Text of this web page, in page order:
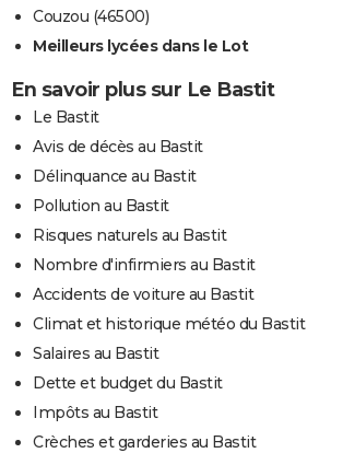
Couzou (46500)
Meilleurs lycées dans le Lot
En savoir plus sur Le Bastit
Le Bastit
Avis de décès au Bastit
Délinquance au Bastit
Pollution au Bastit
Risques naturels au Bastit
Nombre d'infirmiers au Bastit
Accidents de voiture au Bastit
Climat et historique météo du Bastit
Salaires au Bastit
Dette et budget du Bastit
Impôts au Bastit
Crèches et garderies au Bastit